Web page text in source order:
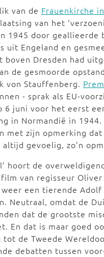
van de Frauenkirche
van het
1945 door geallieerde
uit Engeland en
boven Dresden had
de gesmoorde
von Stauffenberg.
- sprak als EU-
6 juni voor het eerst
in Normandië in 1944.
met zijn opmerking
gevoelig, zo’n
hoort de
van regisseur
een tierende
Neutraal, omdat de
dat de grootste
En dat is maar goed
de Tweede
debatten tussen